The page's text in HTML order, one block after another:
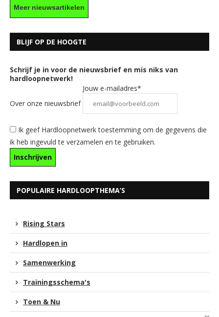
Meer nieuwsartikelen
BLIJF OP DE HOOGTE
Schrijf je in voor de nieuwsbrief en mis niks van
hardloopnetwerk!
Over onze nieuwsbrief
Jouw e-mailadres*
Ik geef Hardloopnetwerk toestemming om de gegevens die
ik heb ingevuld te verzamelen en te gebruiken.
POPULAIRE HARDLOOPTHEMA’S
Rising Stars
Hardlopen in
Samenwerking
Trainingsschema's
Toen & Nu